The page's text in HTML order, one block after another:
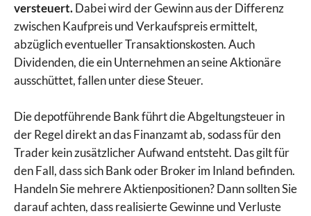
versteuert.Dabei wird der Gewinn aus der Differenz
zwischen Kaufpreis und Verkaufspreis ermittelt,
abzüglich eventueller Transaktionskosten. Auch
Dividenden, die ein Unternehmen an seine Aktionäre
ausschüttet, fallen unter diese Steuer.
Die depotführende Bank führt die Abgeltungsteuer in
der Regel direkt an das Finanzamt ab, sodass für den
Trader kein zusätzlicher Aufwand entsteht. Das gilt für
den Fall, dass sich Bank oder Broker im Inland befinden.
Handeln Sie mehrere Aktienpositionen? Dann sollten Sie
darauf achten, dass realisierte Gewinne und Verluste